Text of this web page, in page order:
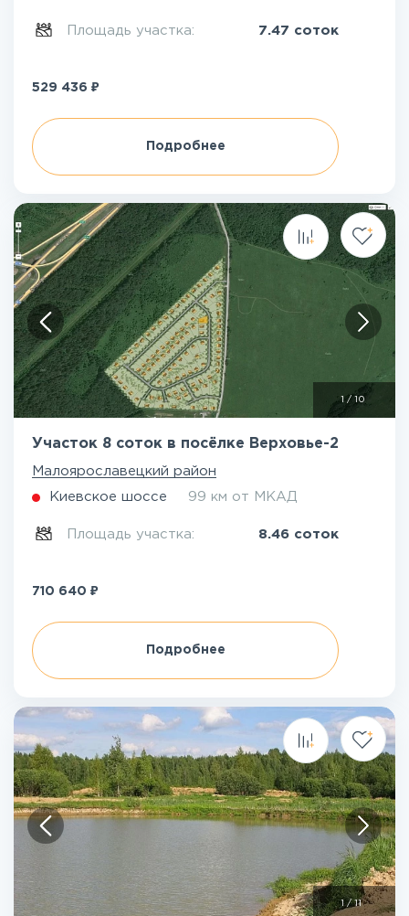
Площадь участка: 7.47 соток
529 436 ₽
Подробнее
1 / 10
Участок 8 соток в посёлке Верховье-2
Малоярославецкий район
Киевское шоссе 99 км от МКАД
Площадь участка: 8.46 соток
710 640 ₽
Подробнее
1/11